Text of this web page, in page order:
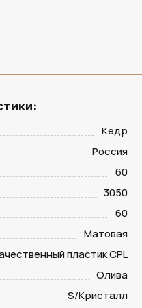
Кедр
Россия
60
3050
60
Матовая
пластик CPL
Олива
S/Кристалл